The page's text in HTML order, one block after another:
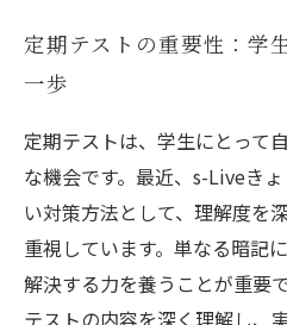
メンタルケアの重要性
自分のスタイルを発見
サポート
定期テストの先にある
つなげよう
定期テストの重要性：学
一歩
定期テストは、学生にとって
な機会です。最近、s-Liveき
い対策方法として、理解度を
重視しています。単なる暗記
解決する力を養うことが重要
テストの内容を深く理解し、